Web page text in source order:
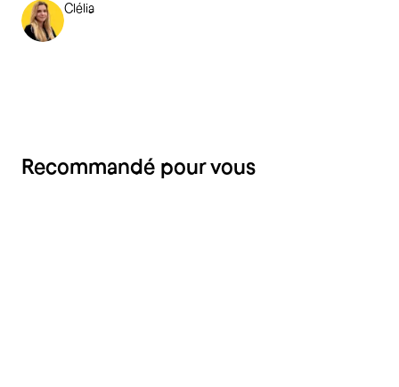
Clélia
Recommandé pour vous